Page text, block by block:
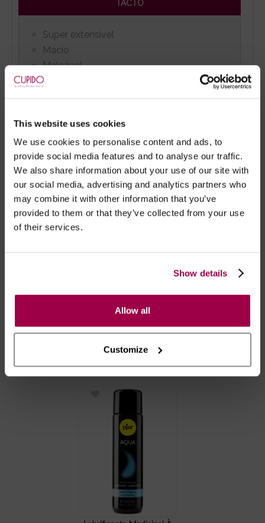
This website uses cookies
We use cookies to personalise content and ads, to
provide social media features and to analyse our traffic.
We also share information about your use of our site with
our social media, advertising and analytics partners who
may combine it with other information that you’ve
provided to them or that they’ve collected from your use
of their services.
Show details
Allow all
Customize
TACTO
Super extensível
Macio
Maleável
Funciona a pilhas LR44 / AG13, incluídas.
Marca:The Screaming O
- *Entrega em 24 horas para pedidos antes das 16:00 h.
horas, dias úteis. Portugal e Espanha Continental para
artigos em stock. Portes gratis depende do país de envio.
Possibilidade de atraso em épocas festivas.
RECOMENDAMOS